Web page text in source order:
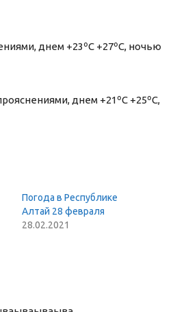
днем +23ºС +27ºС, ночью
днем +21ºС +25ºС,
Погода в Республике
Алтай 28 февраля
28.02.2021